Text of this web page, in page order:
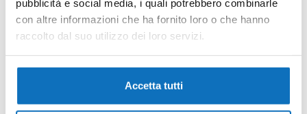
pubblicità e social media, i quali potrebbero combinarle
con altre informazioni che ha fornito loro o che hanno
raccolto dal suo utilizzo dei loro servizi.
Accetta tutti